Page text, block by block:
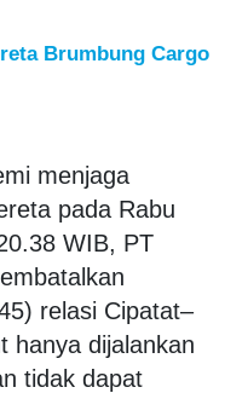
Brumbung Cargo
menjaga
pada Rabu
WIB, PT
relasi Cipatat–
hanya dijalankan
tidak dapat